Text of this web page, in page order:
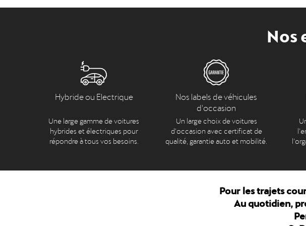
Nos
Hybride ou Electrique
Une large gamme de voitures
hybrides et électriques pour
répondre à tous vos besoins.
Nos labels de véhicules
d'occasion
Un large choix de voitures
d’occasion avec certificat de
qualité, garantie auto et mobilité.
Pour les trajets
Au quotidien,